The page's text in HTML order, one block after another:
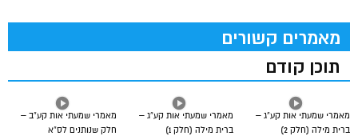
מאמרים קשורים
תוכן קודם
מאמרי שמעתי אות קע”ב –
חלק שנותנים לס”א
מאמרי שמעתי אות קע”ג –
ברית מילה (חלק 1)
מאמרי שמעתי אות קע”ג –
ברית מילה (חלק 2)